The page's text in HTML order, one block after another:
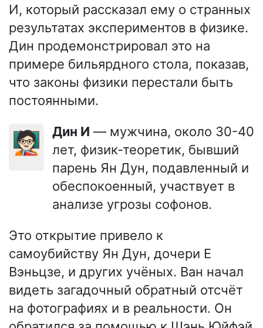
И, который рассказал ему о странных
результатах экспериментов в физике.
Дин продемонстрировал это на
примере бильярдного стола, показав,
что законы физики перестали быть
постоянными.
🧑🏻‍🏫 Дин И — мужчина, около 30-40
лет, физик-теоретик, бывший
парень Ян Дун, подавленный и
обеспокоенный, участвует в
анализе угрозы софонов.
Это открытие привело к
самоубийству Ян Дун, дочери Е
Вэньцзе, и других учёных. Ван начал
видеть загадочный обратный отсчёт
на фотографиях и в реальности. Он